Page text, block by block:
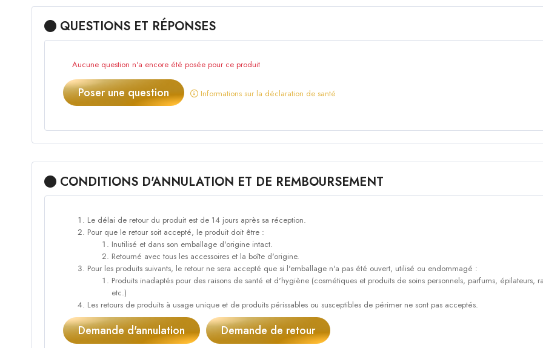
QUESTIONS ET RÉPONSES
Aucune question n'a encore été posée pour ce produit
Poser une question Informations sur la déclaration de santé
CONDITIONS D'ANNULATION ET DE REMBOURSEMENT
Le délai de retour du produit est de 14 jours après sa réception.
Pour que le retour soit accepté, le produit doit être :
Inutilisé et dans son emballage d'origine intact.
Retourné avec tous les accessoires et la boîte d'origine.
Pour les produits suivants, le retour ne sera accepté que si l'emballage n'a pas été ouvert, utilisé ou endommagé :
Produits inadaptés pour des raisons de santé et d'hygiène (cosmétiques et produits de soins personnels, parfums, épilateurs,
etc.)
Les retours de produits à usage unique et de produits périssables ou susceptibles de périmer ne sont pas acceptés.
Demande d'annulation Demande de retour